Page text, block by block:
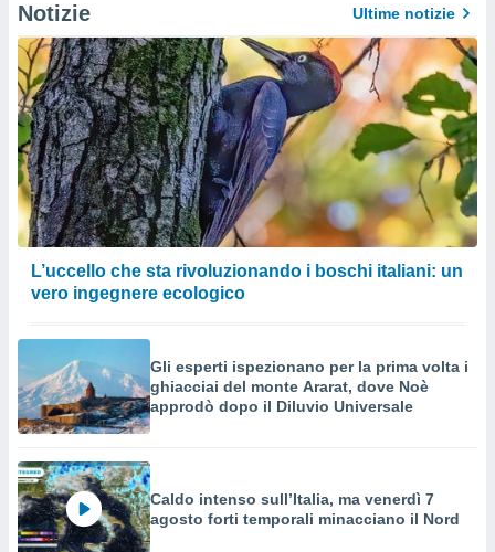
Notizie Ultime notizie
L’uccello che sta rivoluzionando i boschi italiani: un
vero ingegnere ecologico
Gli esperti ispezionano per la prima volta i
ghiacciai del monte Ararat, dove Noè
approdò dopo il Diluvio Universale
Caldo intenso sull’Italia, ma venerdì 7
agosto forti temporali minacciano il Nord